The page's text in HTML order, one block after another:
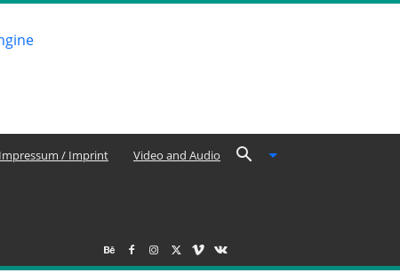
Impressum / Imprint Video and Audio